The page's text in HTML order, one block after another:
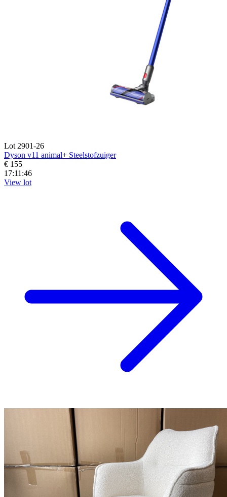
Lot 2901-26
Dyson v11 animal+ Steelstofzuiger
€ 155
17:11:44
View lot